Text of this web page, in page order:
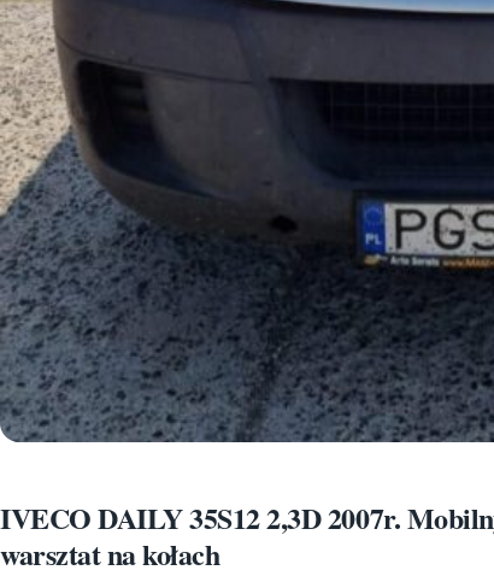
IVECO DAILY 35S12 2,3D 2007r.
warsztat na kołach